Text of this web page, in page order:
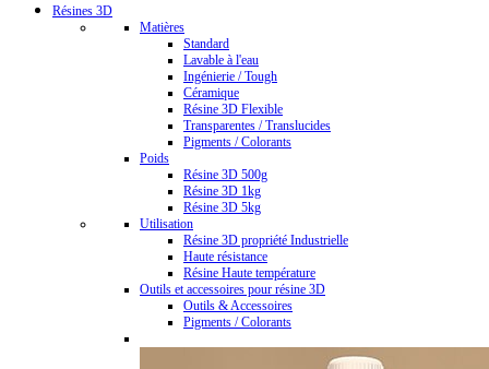
Résines 3D
Matières
Standard
Lavable à l'eau
Ingénierie / Tough
Céramique
Résine 3D Flexible
Transparentes / Translucides
Pigments / Colorants
Poids
Résine 3D 500g
Résine 3D 1kg
Résine 3D 5kg
Utilisation
Résine 3D propriété Industrielle
Haute résistance
Résine Haute température
Outils et accessoires pour résine 3D
Outils & Accessoires
Pigments / Colorants